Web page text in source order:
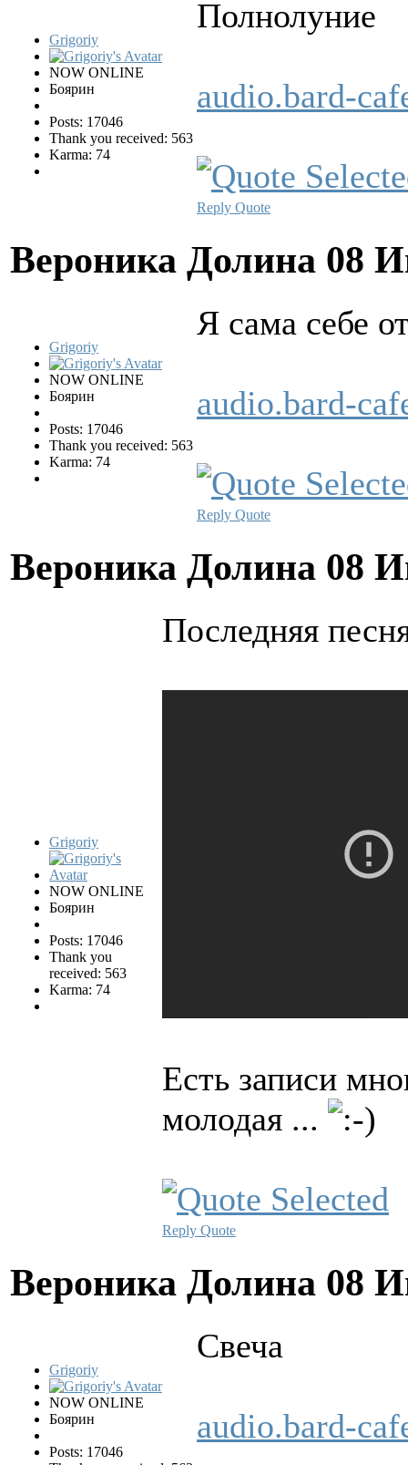
Grigoriy
NOW ONLINE
Боярин
Posts: 17046
Thank you received: 563
Karma: 74
Полнолуние
audio.bard-
Reply Quote
Вероника Долина 08
Grigoriy
NOW ONLINE
Боярин
Posts: 17046
Thank you received: 563
Karma: 74
Я сама себе
audio.bard-
Reply Quote
Вероника Долина 08
Grigoriy
NOW ONLINE
Боярин
Posts: 17046
Thank you
received: 563
Karma: 74
Последняя
Есть записи
молодая ...
Reply Quote
Вероника Долина 08
Grigoriy
NOW ONLINE
Боярин
Posts: 17046
Свеча
audio.bard-